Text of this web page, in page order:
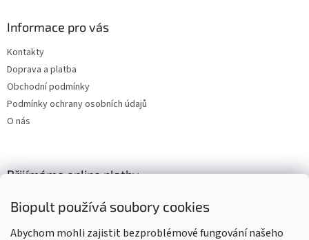
Biopult používá soubory cookies
Abychom mohli zajistit bezproblémové fungování našeho
Informace pro vás
Kontakty
Doprava a platba
Obchodní podmínky
Podmínky ochrany osobních údajů
O nás
Přijímáme online platby